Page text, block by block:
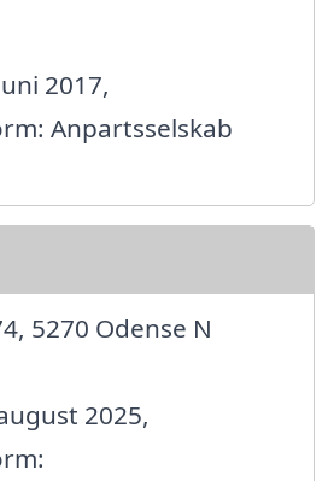
2017,
Anpartsselskab
5270 Odense N
2025,